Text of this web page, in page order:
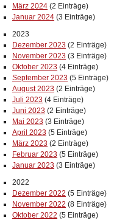
März 2024 (2 Einträge)
Januar 2024 (3 Einträge)
2023
Dezember 2023 (2 Einträge)
November 2023 (3 Einträge)
Oktober 2023 (4 Einträge)
September 2023 (5 Einträge)
August 2023 (2 Einträge)
Juli 2023 (4 Einträge)
Juni 2023 (2 Einträge)
Mai 2023 (3 Einträge)
April 2023 (5 Einträge)
März 2023 (2 Einträge)
Februar 2023 (5 Einträge)
Januar 2023 (3 Einträge)
2022
Dezember 2022 (5 Einträge)
November 2022 (8 Einträge)
Oktober 2022 (5 Einträge)